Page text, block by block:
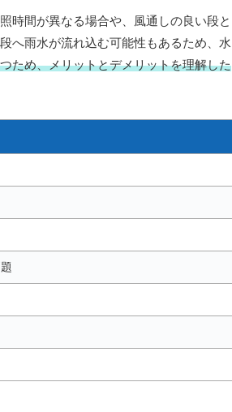
時間が異なる場合や、風通しの良い段と
へ雨水が流れ込む可能性もあるため、水
ため、メリットとデメリットを理解した